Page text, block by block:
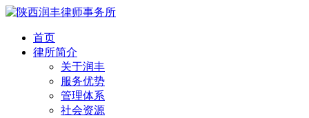
首页
律所简介
关于润丰
服务优势
管理体系
社会资源